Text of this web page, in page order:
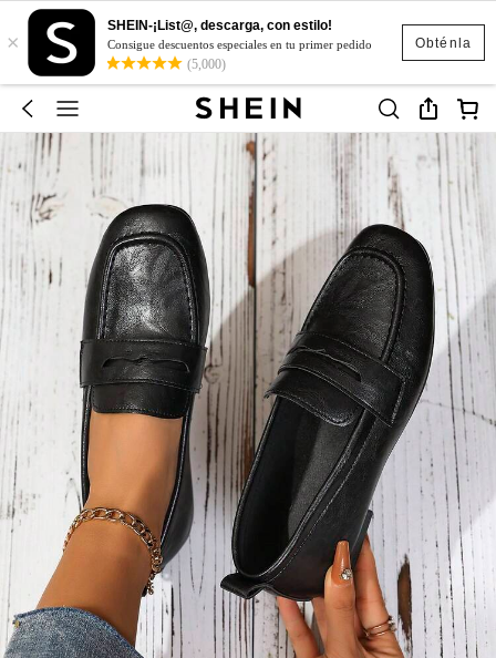
Obténla
×
SHEIN-¡List@, descarga, con estilo!
Consigue descuentos especiales en tu primer pedido
(5,000)